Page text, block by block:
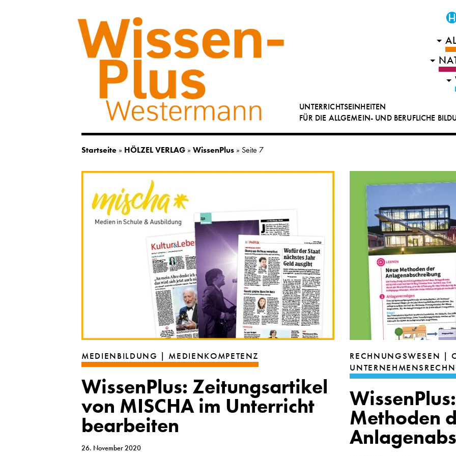
UNTERRICHTSEINHEITEN
FÜR DIE ALLGEMEIN- UND BERUFLICHE
Startseite » HÖLZEL VERLAG » WissenPlus » Seite 7
MEDIENBILDUNG | MEDIENKOMPETENZ
WissenPlus: Zeitungsartikel
von MISCHA im Unterricht
bearbeiten
26. November 2020
RECHNUNGSWESEN |
Methoden